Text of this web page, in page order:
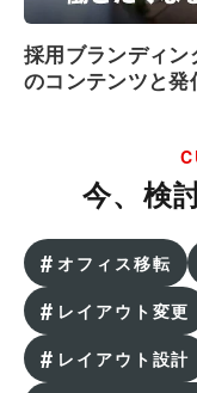
採用ブランディン
のコンテンツと発
今、検
オフィス移転
レイアウト変更
レイアウト設計